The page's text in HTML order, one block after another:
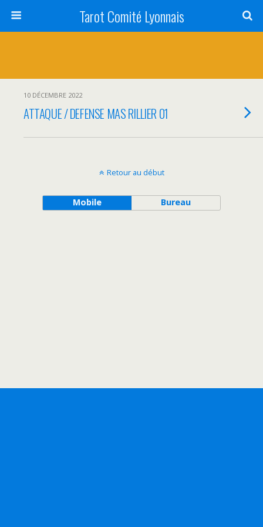
Tarot Comité Lyonnais
10 DÉCEMBRE 2022
ATTAQUE / DEFENSE MAS RILLIER 01
Retour au début
Mobile Bureau